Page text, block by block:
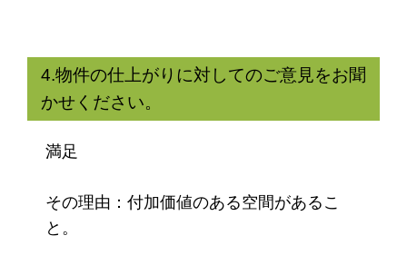
4.物件の仕上がりに対してのご意見をお聞
かせください。
満足
その理由：付加価値のある空間があるこ
と。